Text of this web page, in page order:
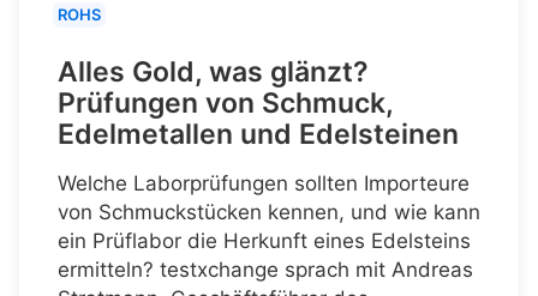
ROHS
Alles Gold, was glänzt?
Prüfungen von Schmuck,
Edelmetallen und Edelsteinen
Welche Laborprüfungen sollten Importeure
von Schmuckstücken kennen, und wie kann
ein Prüflabor die Herkunft eines Edelsteins
ermitteln? testxchange sprach mit Andreas